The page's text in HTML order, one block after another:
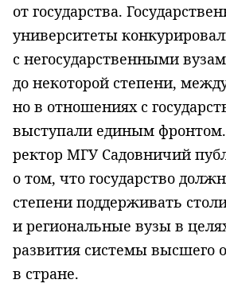
от государства.
университеты
с негосударственными
до некоторой степени,
но в отношениях с
выступали единым фронтом.
ректор МГУ Садовничий
о том, что государство
степени поддерживать
и региональные вузы в
развития системы высшего
в стране.